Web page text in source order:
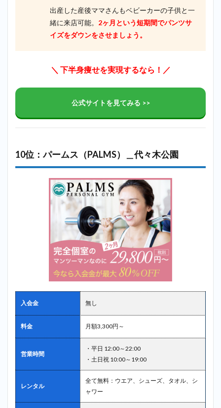
出産した産後ママさんもベビーカーの子供と一
緒に来店可能。 2ヶ月という短期間でパンツサ
イズをダウンをさせましょう。
＼ 下半身痩せを実現するなら！／
公式サイトを見てみる >>
10位：パームス（PALMS）＿代々木公園
入会金 無し
料金 月額3,300円～
営業時間
・平日 12:00～22:00
・土日祝 10:00～19:00
レンタル
全て無料：ウエア、シューズ、タオル、シ
ャワー